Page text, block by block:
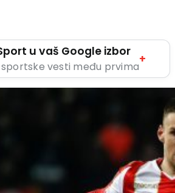
u vaš Google izbor
vesti među prvima
+